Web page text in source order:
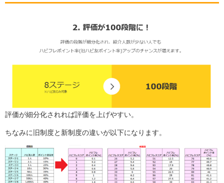
評価が細分化されれば評価を上げやすい。
ちなみに旧制度と新制度の違いが以下になります。